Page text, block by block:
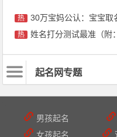
热 30万宝妈公认：宝宝取
热 姓名打分测试最准（附
起名网专题
男孩起名
女孩起名